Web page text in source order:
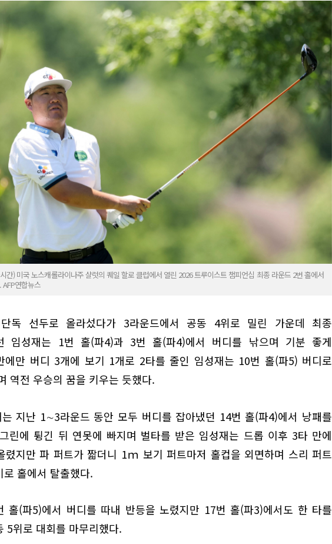
간) 미국 노스캐롤라이나주 샬럿의 퀘일 할로 클럽에서 열린 2026 트루이스트 챔피언십 최종 라운드 2번 홀에서
AFP연합뉴스
독 선두로 올라섰다가 3라운드에서 공동 4위로 밀린 가운데 최종
임성재는 1번 홀(파4)과 3번 홀(파4)에서 버디를 낚으며 기분 좋게
에만 버디 3개에 보기 1개로 2타를 줄인 임성재는 10번 홀(파5) 버디로
역전 우승의 꿈을 키우는 듯했다.
지난 1∼3라운드 동안 모두 버디를 잡아냈던 14번 홀(파4)에서 낭패를
린에 튕긴 뒤 연못에 빠지며 벌타를 받은 임성재는 드롭 이후 3타 만에
렸지만 파 퍼트가 짧더니 1ｍ 보기 퍼트마저 홀컵을 외면하며 스리 퍼트
로 홀에서 탈출했다.
홀(파5)에서 버디를 따내 반등을 노렸지만 17번 홀(파3)에서도 한 타를
5위로 대회를 마무리했다.